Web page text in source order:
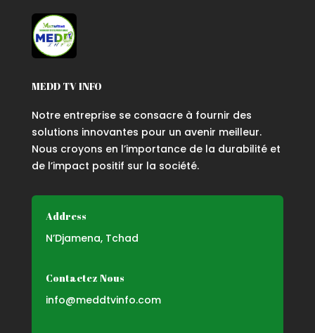
MEDD TV INFO
Notre entreprise se consacre à fournir des
solutions innovantes pour un avenir meilleur.
Nous croyons en l’importance de la durabilité et
de l’impact positif sur la société.
Address
N’Djamena, Tchad
Contactez Nous
info@meddtvinfo.com